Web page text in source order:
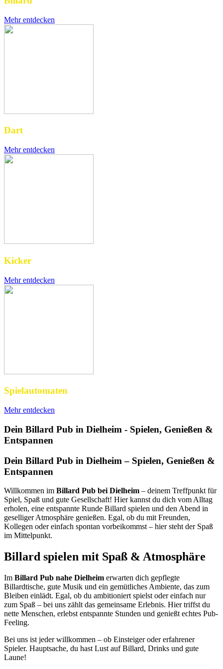
Mehr entdecken
Dart
Mehr entdecken
Kicker
Mehr entdecken
Spielautomaten
Mehr entdecken
Dein Billard Pub in Dielheim - Spielen, Genießen &
Entspannen
Dein Billard Pub in Dielheim – Spielen, Genießen &
Entspannen
Willkommen im Billard Pub bei Dielheim – deinem Treffpunkt für
Spiel, Spaß und gute Gesellschaft! Hier kannst du dich vom Alltag
erholen, eine entspannte Runde Billard spielen und den Abend in
geselliger Atmosphäre genießen. Egal, ob du mit Freunden,
Kollegen oder einfach spontan vorbeikommst – hier steht der Spaß
im Mittelpunkt.
Billard spielen mit Spaß & Atmosphäre
Im Billard Pub nahe Dielheim erwarten dich gepflegte
Billardtische, gute Musik und ein gemütliches Ambiente, das zum
Bleiben einlädt. Egal, ob du ambitioniert spielst oder einfach nur
zum Spaß – bei uns zählt das gemeinsame Erlebnis. Hier triffst du
nette Menschen, erlebst entspannte Stunden und genießt echtes Pub-
Feeling.
Bei uns ist jeder willkommen – ob Einsteiger oder erfahrener
Spieler. Hauptsache, du hast Lust auf Billard, Drinks und gute
Laune!